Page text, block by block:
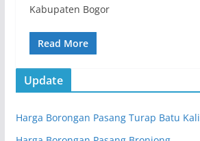
Kabupaten Bogor
Read More
Update
Harga Borongan Pasang Turap Batu Kali